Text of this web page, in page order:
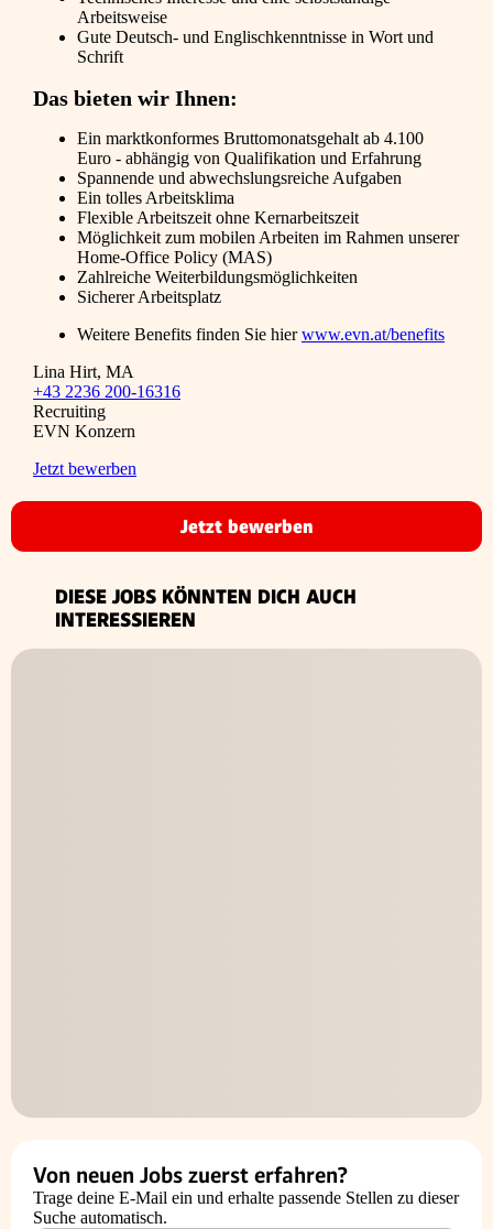
Arbeitsweise
Gute Deutsch- und Englischkenntnisse in Wort und
Schrift
Das bieten wir Ihnen:
Ein marktkonformes Bruttomonatsgehalt ab 4.100
Euro - abhängig von Qualifikation und Erfahrung
Spannende und abwechslungsreiche Aufgaben
Ein tolles Arbeitsklima
Flexible Arbeitszeit ohne Kernarbeitszeit
Möglichkeit zum mobilen Arbeiten im Rahmen unserer
Home-Office Policy (MAS)
Zahlreiche Weiterbildungsmöglichkeiten
Sicherer Arbeitsplatz
Weitere Benefits finden Sie hierwww.evn.at/benefits
Lina Hirt, MA
+43 2236 200-16316
Recruiting
EVN Konzern
Jetzt bewerben
Jetzt bewerben
DIESE JOBS KÖNNTEN DICH AUCH
INTERESSIEREN
Von neuen Jobs zuerst erfahren?
Trage deine E-Mail ein und erhalte passende Stellen zu dieser
Suche automatisch.